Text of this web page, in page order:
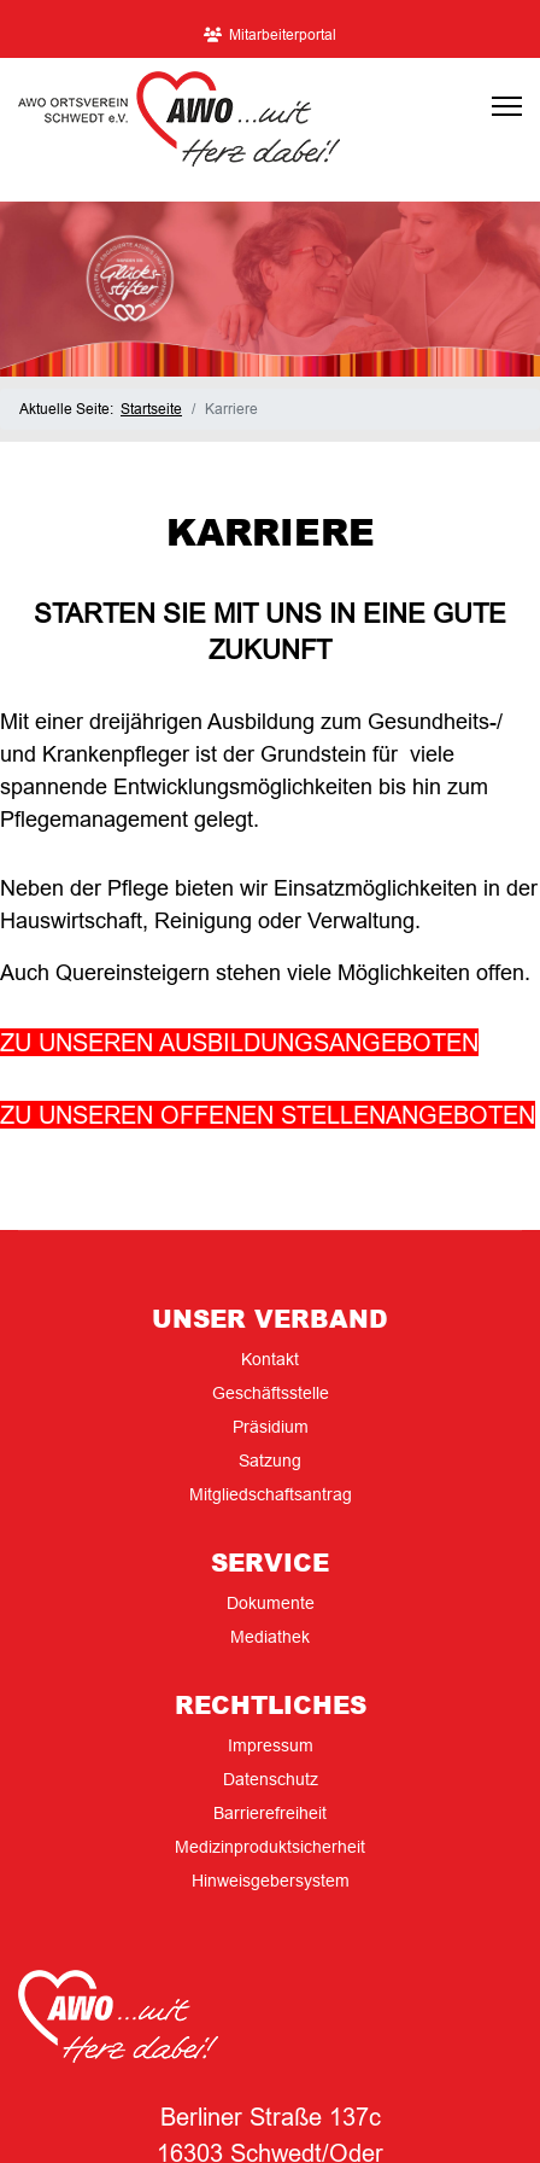
Mitarbeiterportal
Aktuelle Seite: Startseite Karriere
KARRIERE
STARTEN SIE MIT UNS IN EINE GUTE
ZUKUNFT
Mit einer dreijährigen Ausbildung zum Gesundheits-/
und Krankenpfleger ist der Grundstein für viele
spannende Entwicklungsmöglichkeiten bis hin zum
Pflegemanagement gelegt.
Neben der Pflege bieten wir Einsatzmöglichkeiten in der
Hauswirtschaft, Reinigung oder Verwaltung.
Auch Quereinsteigern stehen viele Möglichkeiten offen.
ZU UNSEREN AUSBILDUNGSANGEBOTEN
ZU UNSEREN OFFENEN STELLENANGEBOTEN
UNSER VERBAND
Kontakt
Geschäftsstelle
Präsidium
Satzung
Mitgliedschaftsantrag
SERVICE
Dokumente
Mediathek
RECHTLICHES
Impressum
Datenschutz
Barrierefreiheit
Medizinproduktsicherheit
Hinweisgebersystem
Berliner Straße 137c
16303 Schwedt/Oder